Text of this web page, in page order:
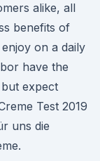
alike, all
benefits of
on a daily
have the
expect
Test 2019
uns die